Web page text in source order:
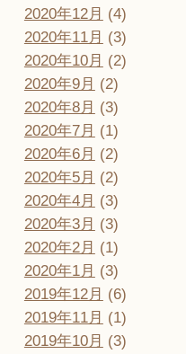
2020年12月 (4)
2020年11月 (3)
2020年10月 (2)
2020年9月 (2)
2020年8月 (3)
2020年7月 (1)
2020年6月 (2)
2020年5月 (2)
2020年4月 (3)
2020年3月 (3)
2020年2月 (1)
2020年1月 (3)
2019年12月 (6)
2019年11月 (1)
2019年10月 (3)